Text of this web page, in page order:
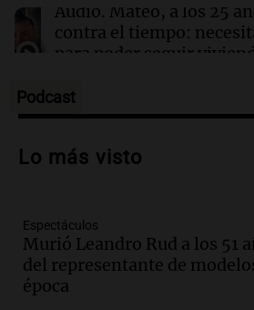
Audio. Mateo, a los 25
contra el tiempo:
para poder seguir viviend
Episodios
Audio.Estiman que la
en CABA
Audio.
protocolo contra
grooming en escuelas de
Panorama Federal
Podcast
Lo más visto
Espectáculos
Murió Leandro Rud a los 51
del representante de
época